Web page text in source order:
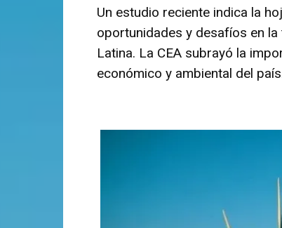
Un estudio reciente indica la
oportunidades y desafíos en
Latina. La CEA subrayó la
económico y ambiental del